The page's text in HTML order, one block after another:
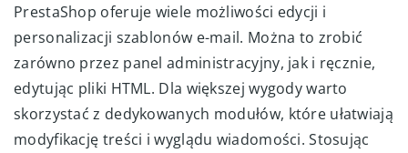
PrestaShop oferuje wiele możliwości edycji i
personalizacji szablonów e-mail. Można to zrobić
zarówno przez panel administracyjny, jak i ręcznie,
edytując pliki HTML. Dla większej wygody warto
skorzystać z dedykowanych modułów, które ułatwiają
modyfikację treści i wyglądu wiadomości. Stosując